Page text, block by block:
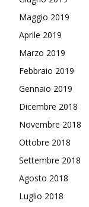
Maggio 2019
Aprile 2019
Marzo 2019
Febbraio 2019
Gennaio 2019
Dicembre 2018
Novembre 2018
Ottobre 2018
Settembre 2018
Agosto 2018
Luglio 2018